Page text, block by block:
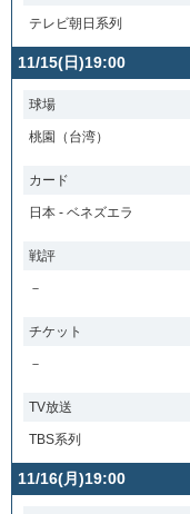
テレビ朝日系列
11/15(日)19:00
球場
桃園（台湾）
カード
日本 - ベネズエラ
戦評
－
チケット
－
TV放送
TBS系列
11/16(月)19:00